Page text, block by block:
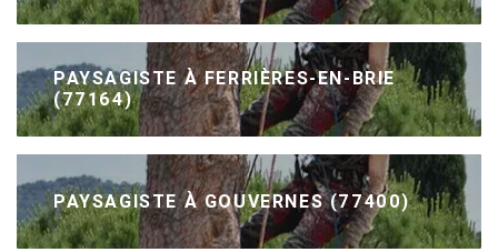
PAYSAGISTE À FERRIÈRES-EN-BRIE
(77164)
PAYSAGISTE À GOUVERNES (77400)